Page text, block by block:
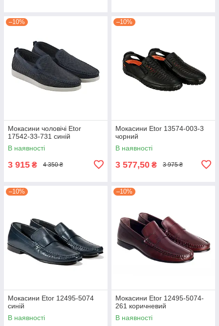
–10%
Мокасини чоловічі Etor
17542-33-731 синій
В наявності
3 915 ₴ 4 350 ₴
–10%
Мокасини Etor 13574-003-3
чорний
В наявності
3 577,50 ₴ 3 975 ₴
–10%
Мокасини Etor 12495-5074
синій
В наявності
–10%
Мокасини Etor 12495-5074-
261 коричневий
В наявності